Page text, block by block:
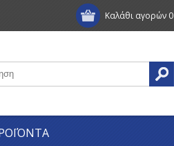
Καλάθι αγορών 0